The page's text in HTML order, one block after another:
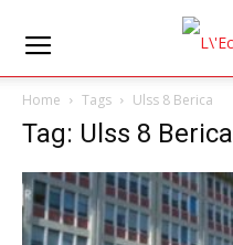
Home Tags Ulss 8 Berica
Tag: Ulss 8 Berica